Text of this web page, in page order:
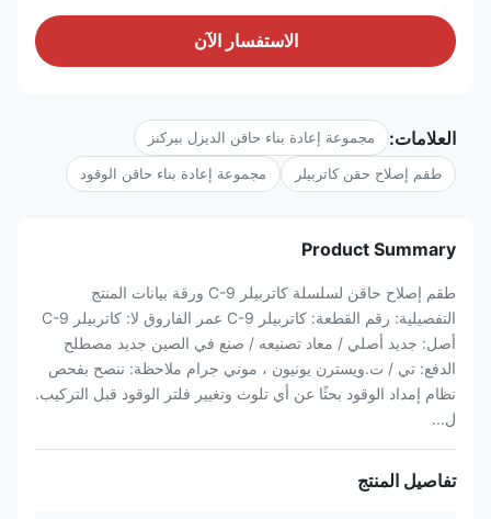
الاستفسار الآن
العلامات: مجموعة إعادة بناء حاقن الديزل بيركنز
طقم إصلاح حقن كاتربيلر مجموعة إعادة بناء حاقن الوقود
Product Summary
طقم إصلاح حاقن لسلسلة كاتربيلر C-9 ورقة بيانات المنتج
التفصيلية: رقم القطعة: كاتربيلر C-9 عمر الفاروق لا: كاتربيلر C-9
أصل: جديد أصلي / معاد تصنيعه / صنع في الصين جديد مصطلح
الدفع: تي / ت.ويسترن يونيون ، موني جرام ملاحظة: ننصح بفحص
نظام إمداد الوقود بحثًا عن أي تلوث وتغيير فلتر الوقود قبل التركيب.
ل...
تفاصيل المنتج